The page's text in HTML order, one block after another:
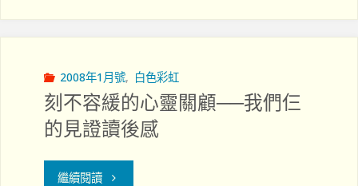
教
育"
怒
的
情
緒"
2008年1月號, 白色彩虹
刻不容緩的心靈關顧──我們仨
的見證讀後感
繼續閱讀"刻